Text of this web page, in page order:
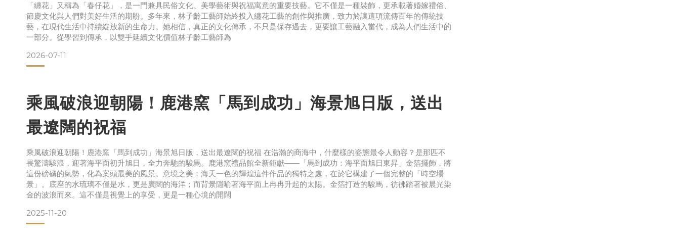
「纏花」又稱為「春仔花」，是一門兼具民俗文化、美學藝術與祝福寓意的重要技藝。它不僅是一種裝飾，更承載著婚嫁禮俗、
節慶文化與人們對美好生活的期盼。多年來，林子齡工藝師始終投入纏花工藝的創作與推廣，致力於讓這項流傳百年的傳統技
藝，在現代生活中持續綻放新的生命力。她相信，真正的文化傳承，不只是保存過去，更要讓工藝融入當代，成為人們生活中的
一部分。從學習到傳承，以雙手延續文化價值林子齡工藝師為
2026-07-11
乘風破浪迎朝陽！鹿港窯「馬到成功」海景旭日版，送出
最遼闊的祝福
乘風破浪迎朝陽！鹿港窯「馬到成功」海景旭日版，送出最遼闊的祝福 在浩瀚的商海中，什麼樣的姿態最令人動容？是那匹不
畏驚濤駭浪，迎著海平面初升旭日，全力奔馳的駿馬。鹿港窯禮品館全新鉅獻——「馬到成功：海平面旭日東昇」金箔擺飾，將
這份磅礴的氣勢，化為案頭最美的風景。意境之美：海天一色的輝煌這件作品的獨特之處，在於它構建了一個完整的「時空場
景」。底座的水琉璃不僅是水，更是廣闊的海洋；而背景隱喻著海平面上冉冉升起的太陽。金箔打造的駿馬，彷彿踏著被晨光染
金的波浪而來。這不僅是視覺上的享受，更是一種心境的開闊
2025-11-20